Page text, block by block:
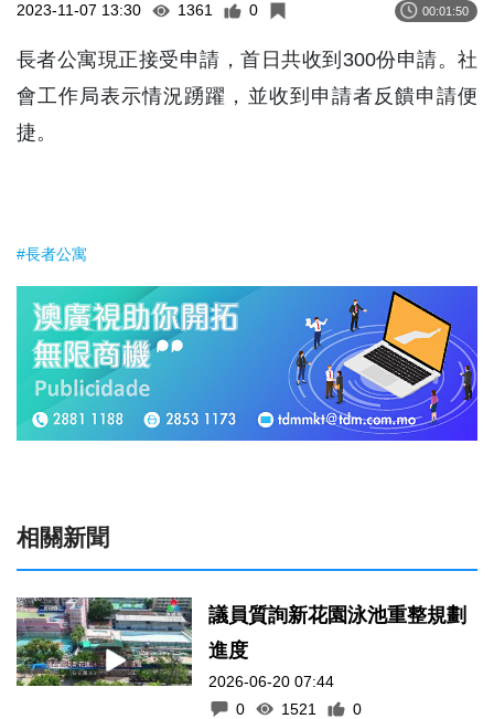
2023-11-07 13:30 1361 0 00:01:50
長者公寓現正接受申請，首日共收到300份申請。社
會工作局表示情況踴躍，並收到申請者反饋申請便
捷。
#長者公寓
相關新聞
議員質詢新花園泳池重整規劃
進度
2026-06-20 07:44
0
1521 0